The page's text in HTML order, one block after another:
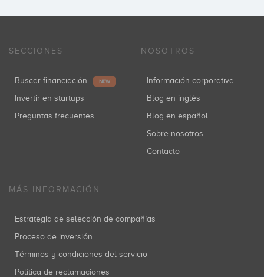
SECCIONES
Buscar financiación NEW
Invertir en startups
Preguntas frecuentes
NOSOTROS
Información corporativa
Blog en inglés
Blog en español
Sobre nosotros
Contacto
MÁS INFORMACIÓN
Estrategia de selección de compañías
Proceso de inversión
Términos y condiciones del servicio
Política de reclamaciones